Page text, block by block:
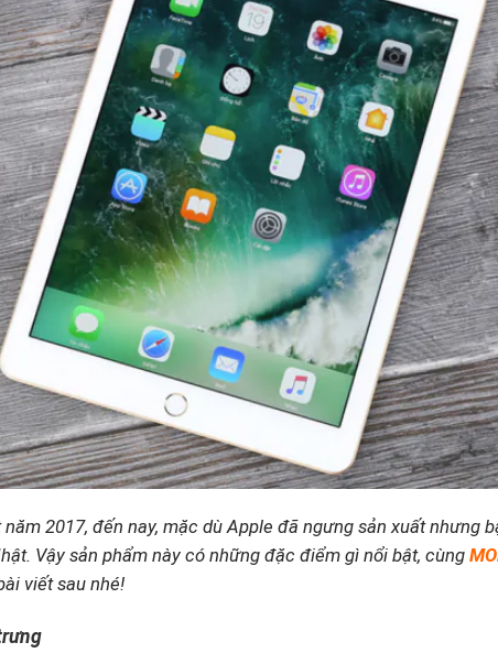
2017, đến nay, mặc dù Apple đã ngưng sản xuất nhưng
Vậy sản phẩm này có những đặc điểm gì nổi bật, cùng
viết sau nhé!